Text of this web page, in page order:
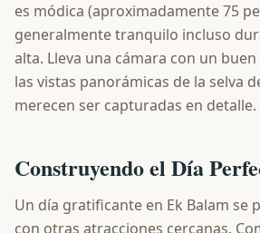
es módica (aproximadamente 75
generalmente tranquilo incluso
alta. Lleva una cámara con un
las vistas panorámicas de la selva
merecen ser capturadas en detalle.
Construyendo el Día
Un día gratificante en Ek Balam se
con otras atracciones cercanas.